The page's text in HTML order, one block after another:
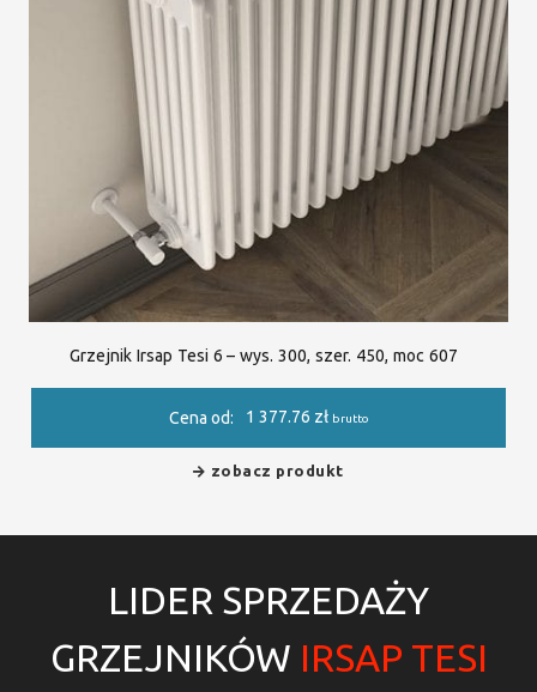
Grzejnik Irsap Tesi 6 – wys. 300, szer. 450, moc 607
Cena od: 1 377.76 zł brutto
zobacz produkt
LIDER SPRZEDAŻY
GRZEJNIKÓW IRSAP TESI